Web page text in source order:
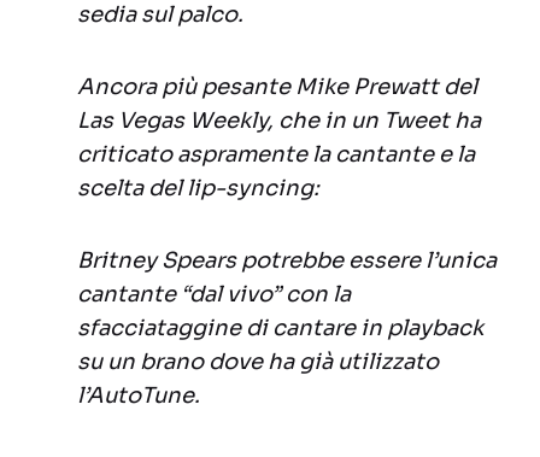
sedia sul palco.
Ancora più pesante Mike Prewatt del
Las Vegas Weekly, che in un Tweet ha
criticato aspramente la cantante e la
scelta del lip-syncing:
Britney Spears potrebbe essere l’unica
cantante “dal vivo” con la
sfacciataggine di cantare in playback
su un brano dove ha già utilizzato
l’AutoTune.